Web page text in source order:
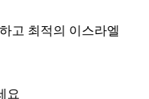
고 최적의 이스라엘
요